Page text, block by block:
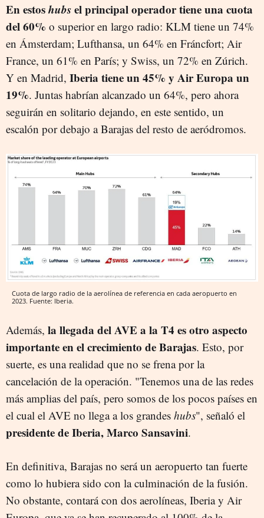
En estoshubsel principal operador tiene una cuota
del 60% o superior en largo radio: KLM tiene un 74%
en Ámsterdam; Lufthansa, un 64% en Fráncfort; Air
France, un 61% en París; y Swiss, un 72% en Zúrich.
Y en Madrid, Iberia tiene un 45% y Air Europa un
19%. Juntas habrían alcanzado un 64%, pero ahora
seguirán en solitario dejando, en este sentido, un
escalón por debajo a Barajas del resto de aeródromos.
Cuota de largo radio de la aerolínea de referencia en cada aeropuerto en
2023. Fuente: Iberia.
Además, la llegada del AVE a la T4 es otro aspecto
importante en el crecimiento de Barajas. Esto, por
suerte, es una realidad que no se frena por la
cancelación de la operación. "Tenemos una de las redes
más amplias del país, pero somos de los pocos países en
el cual el AVE no llega a los grandes hubs", señaló el
presidente de Iberia, Marco Sansavini.
En definitiva, Barajas no será un aeropuerto tan fuerte
como lo hubiera sido con la culminación de la fusión.
No obstante, contará con dos aerolíneas, Iberia y Air